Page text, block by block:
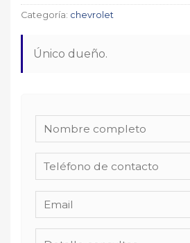
Categoría: chevrolet
Único dueño.